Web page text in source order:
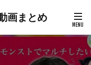
画まとめ